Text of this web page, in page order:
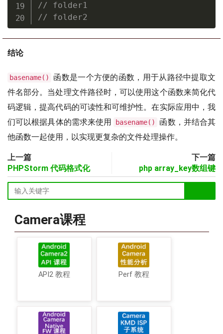
// folder1
// folder2
结论
basename()
函数是一个方便的函数，用于从路径中提取文
件名部分。当处理文件路径时，可以使用这个函数来简化代
码逻辑，提高代码的可读性和可维护性。在实际应用中，我
们可以根据具体的需求来使用
basename()
函数，并结合其
他函数一起使用，以实现更复杂的文件处理操作。
上一篇
PHPStorm 代码格式化
下一篇
php array_key数组键
Camera课程
API2 教程 Perf 教程